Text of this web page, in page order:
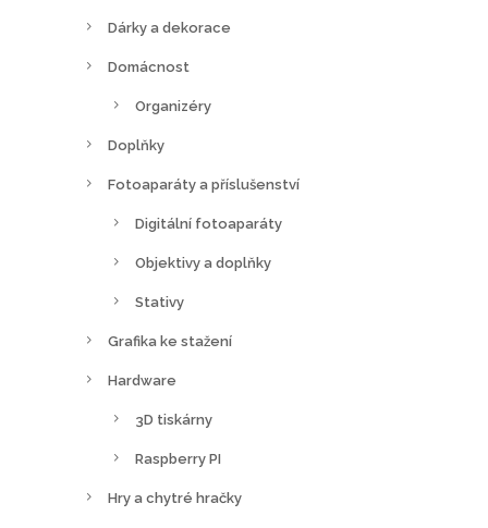
Dárky a dekorace
Domácnost
Organizéry
Doplňky
Fotoaparáty a příslušenství
Digitální fotoaparáty
Objektivy a doplňky
Stativy
Grafika ke stažení
Hardware
3D tiskárny
Raspberry PI
Hry a chytré hračky